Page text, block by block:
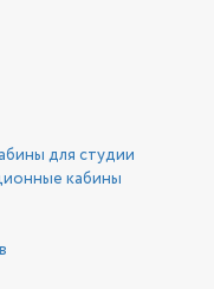
для студии
кабины